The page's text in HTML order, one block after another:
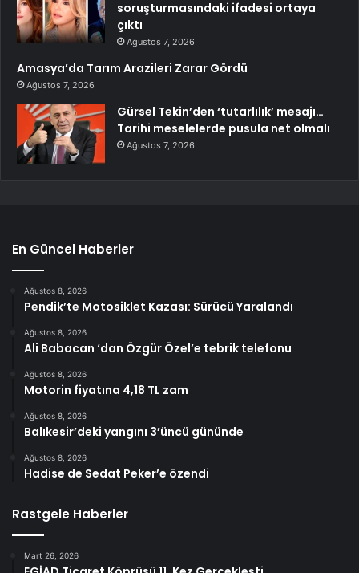
soruşturmasındaki ifadesi ortaya
çıktı
Ağustos 7, 2026
Amasya’da Tarım Arazileri Zarar Gördü
Ağustos 7, 2026
Gürsel Tekin’den ‘tutarlılık’ mesajı…
Tarihi meselelerde pusula net olmalı
Ağustos 7, 2026
En Güncel Haberler
Ağustos 8, 2026
Pendik’te Motosiklet Kazası: Sürücü Yaralandı
Ağustos 8, 2026
Ali Babacan ‘dan Özgür Özel’e tebrik telefonu
Ağustos 8, 2026
Motorin fiyatına 4,18 TL zam
Ağustos 8, 2026
Balıkesir’deki yangını 3’üncü gününde
Ağustos 8, 2026
Hadise de Sedat Peker’e özendi
Rastgele Haberler
Mart 26, 2026